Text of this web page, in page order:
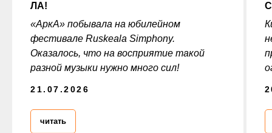
ЛА!
«АркА» побывала на юбилейном
фестивале Ruskeala Simphony.
Оказалось, что на восприятие такой
разной музыки нужно много сил!
21.07.2026
читать